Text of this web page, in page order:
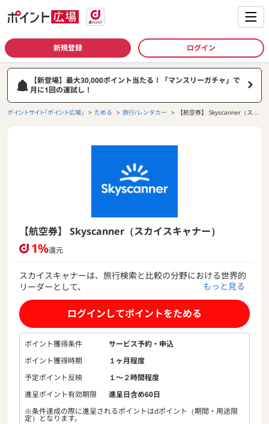
新規登録 ログイン
【新登場】最大30,000ポイント当たる！「マンスリーガチャ」で
月に1回の運試し！
ポイントサイト「ポイント広場」 ためる 旅行/レンタカー
【航空券】 Skyscanner（スカ
【航空券】 Skyscanner（スカイスキャナー）
1%還元
スカイスキャナーは、旅行検索と比較の分野における世界的
リーダーとして、
毎月1億人以上の旅行者がフライト、ホテル、レンタカーの
最適な料金を見つけるお手伝いをしています。
私たちの使命は、旅行の計画に伴う面倒やストレスを取り除
き、誰もが簡単かつ快適に世界を探求できるように支援する
ことです。
そのために、旅行者が自分の時間とお金を最大限に活用でき
るようなツールと情報を提供しています。
もっと見る
ログインしてポイントをためる
ポイント獲得条件
サービス予約・申込
ポイント獲得時期
１ヶ月程度
予定ポイント反映
１〜２時間程度
進呈ポイント有効期限
進呈日含め60日
※条件達成の際に進呈されるポイントはdポイント（期間・用途限
定）となります。